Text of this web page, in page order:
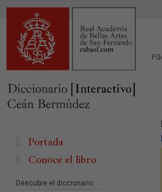
Portada
Conoce el libro
Descubre el diccionario